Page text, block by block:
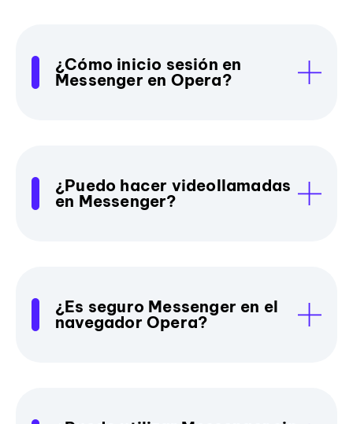
¿Cómo inicio sesión en
Messenger en Opera?
¿Puedo hacer videollamadas
en Messenger?
¿Es seguro Messenger en el
navegador Opera?